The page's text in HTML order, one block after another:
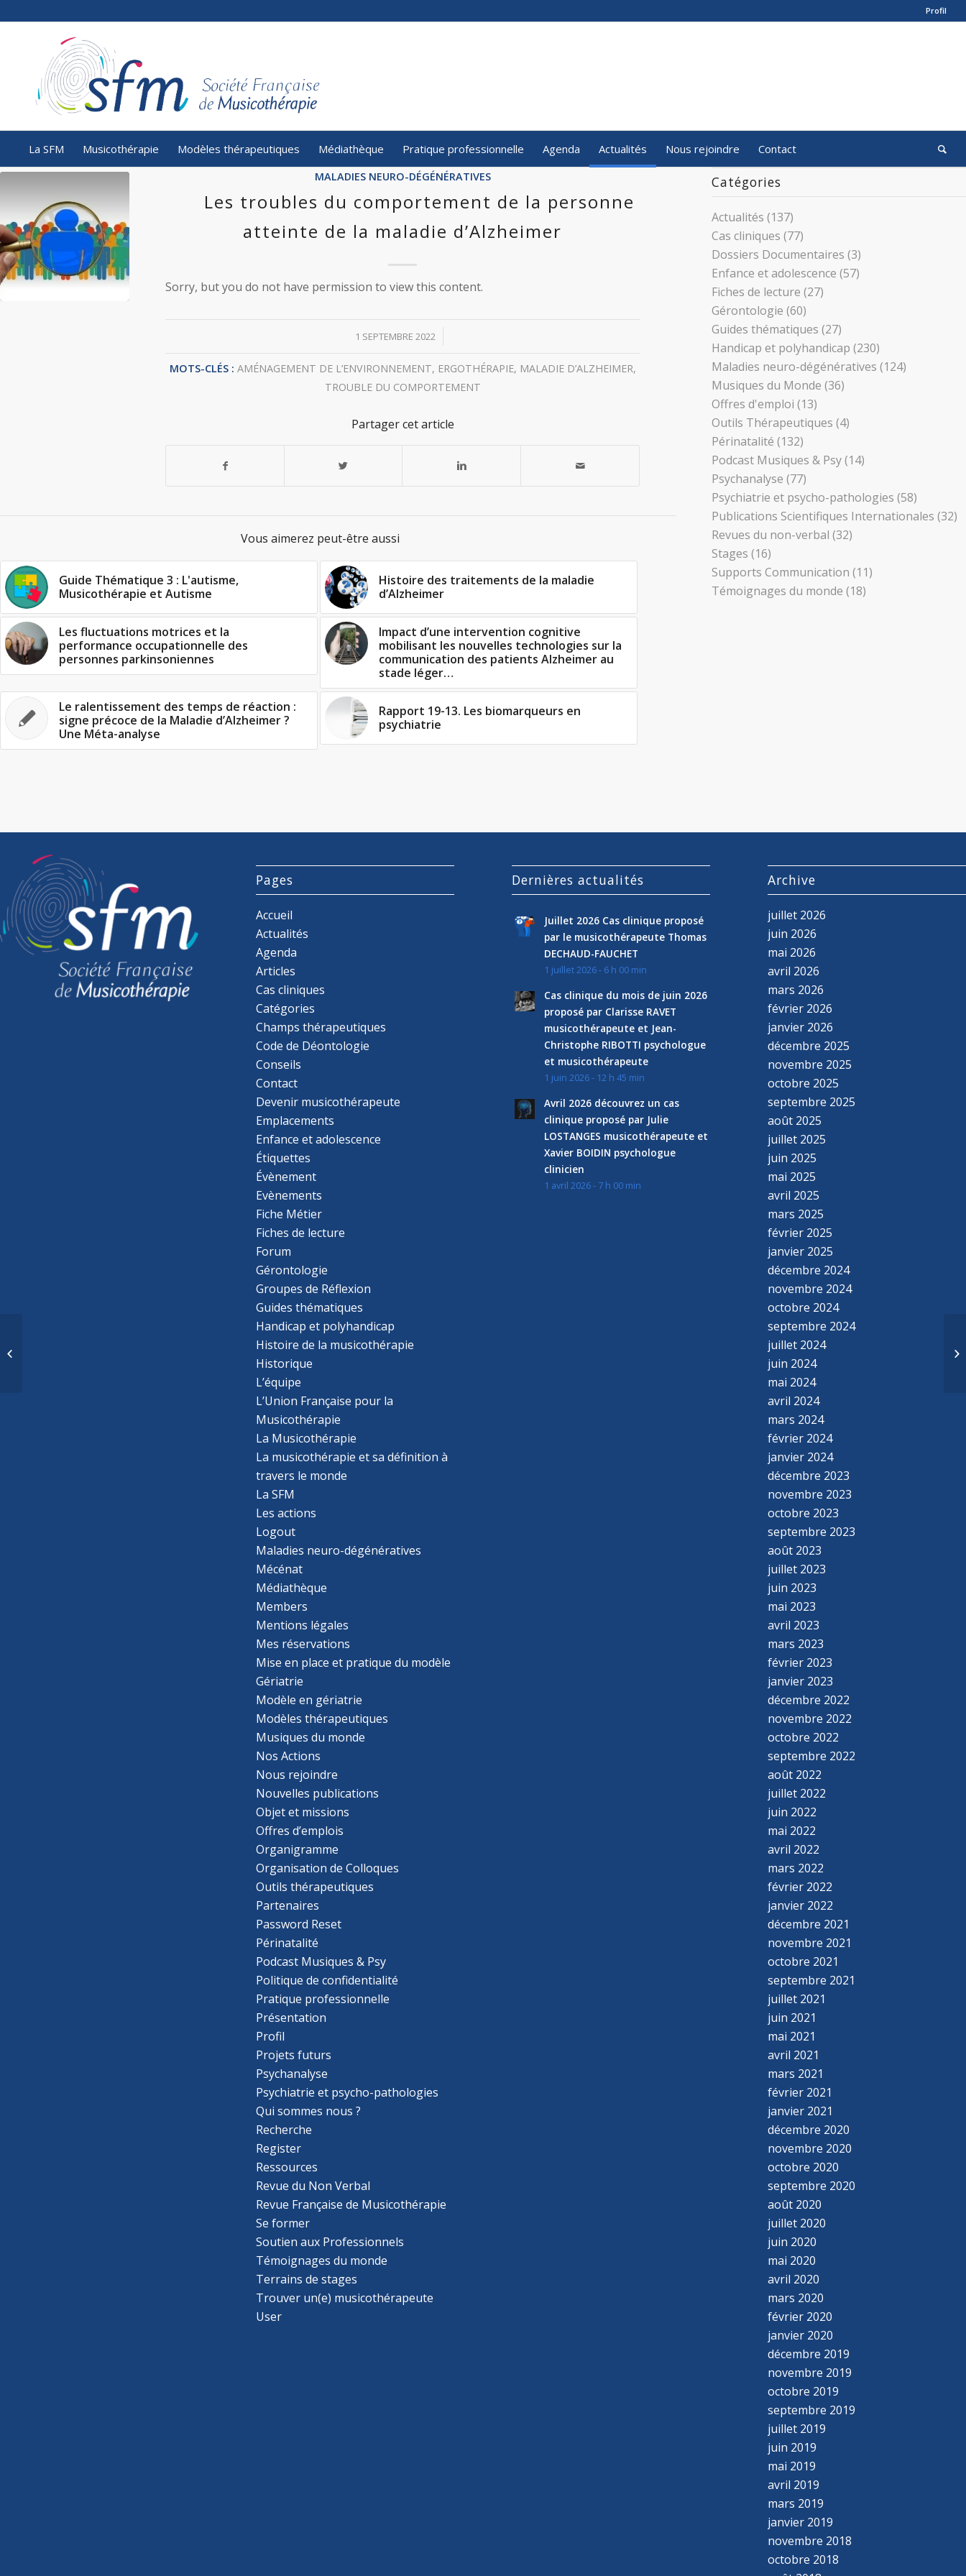
Profil
La SFM Musicothérapie Modèles thérapeutiques Médiathèque Pratique professionnelle Agenda Actualités Nous rejoindre Contact
MALADIES NEURO-DÉGÉNÉRATIVES
Les troubles du comportement de la personne
atteinte de la maladie d’Alzheimer
Sorry, but you do not have permission to view this content.
1 SEPTEMBRE 2022
/
MOTS-CLÉS : AMÉNAGEMENT DE L’ENVIRONNEMENT, ERGOTHÉRAPIE, MALADIE D’ALZHEIMER,
TROUBLE DU COMPORTEMENT
Partager cet article
Vous aimerez peut-être aussi
Guide Thématique 3 : L'autisme,
Musicothérapie et Autisme
Histoire des traitements de la maladie
d’Alzheimer
Les fluctuations motrices et la
performance occupationnelle des
personnes parkinsoniennes
Impact d’une intervention cognitive
mobilisant les nouvelles technologies sur la
communication des patients Alzheimer au
stade léger…
Le ralentissement des temps de réaction :
signe précoce de la Maladie d’Alzheimer ?
Une Méta-analyse
Rapport 19-13. Les biomarqueurs en
psychiatrie
Catégories
Actualités (137)
Cas cliniques (77)
Dossiers Documentaires (3)
Enfance et adolescence (57)
Fiches de lecture (27)
Gérontologie (60)
Guides thématiques (27)
Handicap et polyhandicap (230)
Maladies neuro-dégénératives (124)
Musiques du Monde (36)
Offres d'emploi (13)
Outils Thérapeutiques (4)
Périnatalité (132)
Podcast Musiques & Psy(14)
Psychanalyse (77)
Psychiatrie et psycho-pathologies (58)
Publications Scientifiques Internationales (32)
Revues du non-verbal (32)
Stages (16)
Supports Communication (11)
Témoignages du monde (18)
Pages
Accueil
Actualités
Agenda
Articles
Cas cliniques
Catégories
Champs thérapeutiques
Code de Déontologie
Conseils
Contact
Devenir musicothérapeute
Emplacements
Enfance et adolescence
Étiquettes
Évènement
Evènements
Fiche Métier
Fiches de lecture
Forum
Gérontologie
Groupes de Réflexion
Guides thématiques
Handicap et polyhandicap
Histoire de la musicothérapie
Historique
L’équipe
L’Union Française pour la
Musicothérapie
La Musicothérapie
La musicothérapie et sa définition à
travers le monde
La SFM
Les actions
Logout
Maladies neuro-dégénératives
Mécénat
Médiathèque
Members
Mentions légales
Mes réservations
Mise en place et pratique du modèle
Gériatrie
Modèle en gériatrie
Modèles thérapeutiques
Musiques du monde
Nos Actions
Nous rejoindre
Nouvelles publications
Objet et missions
Offres d’emplois
Organigramme
Organisation de Colloques
Outils thérapeutiques
Partenaires
Password Reset
Périnatalité
Podcast Musiques & Psy
Politique de confidentialité
Pratique professionnelle
Présentation
Profil
Projets futurs
Psychanalyse
Psychiatrie et psycho-pathologies
Qui sommes nous ?
Recherche
Register
Ressources
Revue du Non Verbal
Revue Française de Musicothérapie
Se former
Soutien aux Professionnels
Témoignages du monde
Terrains de stages
Trouver un(e) musicothérapeute
User
Dernières actualités
Juillet 2026 Cas clinique proposé
par le musicothérapeute Thomas
DECHAUD-FAUCHET
1 juillet 2026 - 6 h 00 min
Cas clinique du mois de juin 2026
proposé par Clarisse RAVET
musicothérapeute et Jean-
Christophe RIBOTTI psychologue
et musicothérapeute
1 juin 2026 - 12 h 45 min
Avril 2026 découvrez un cas
clinique proposé par Julie
LOSTANGES musicothérapeute et
Xavier BOIDIN psychologue
clinicien
1 avril 2026 - 7 h 00 min
Archive
juillet 2026
juin 2026
mai 2026
avril 2026
mars 2026
février 2026
janvier 2026
décembre 2025
novembre 2025
octobre 2025
septembre 2025
août 2025
juillet 2025
juin 2025
mai 2025
avril 2025
mars 2025
février 2025
janvier 2025
décembre 2024
novembre 2024
octobre 2024
septembre 2024
juillet 2024
juin 2024
mai 2024
avril 2024
mars 2024
février 2024
janvier 2024
décembre 2023
novembre 2023
octobre 2023
septembre 2023
août 2023
juillet 2023
juin 2023
mai 2023
avril 2023
mars 2023
février 2023
janvier 2023
décembre 2022
novembre 2022
octobre 2022
septembre 2022
août 2022
juillet 2022
juin 2022
mai 2022
avril 2022
mars 2022
février 2022
janvier 2022
décembre 2021
novembre 2021
octobre 2021
septembre 2021
juillet 2021
juin 2021
mai 2021
avril 2021
mars 2021
février 2021
janvier 2021
décembre 2020
novembre 2020
octobre 2020
septembre 2020
août 2020
juillet 2020
juin 2020
mai 2020
avril 2020
mars 2020
février 2020
janvier 2020
décembre 2019
novembre 2019
octobre 2019
septembre 2019
juillet 2019
juin 2019
mai 2019
avril 2019
mars 2019
janvier 2019
novembre 2018
octobre 2018